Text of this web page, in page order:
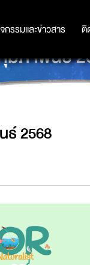
กิจกรรมและข่าวสาร
กรรมและข่าวสาร ติ
มภาพันธ์
ธ์ 2568